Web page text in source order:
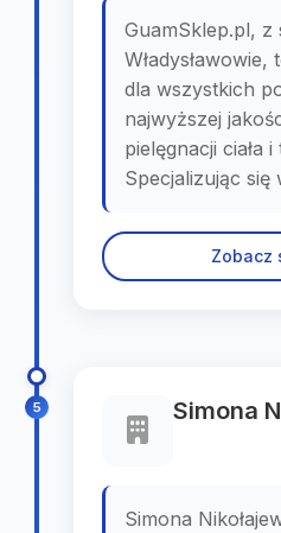
GuamSklep.pl, z
dla wszystkich
najwyższej
pielęgnacji ciała
Specjalizując się
Zobacz
5 Simona
Simona